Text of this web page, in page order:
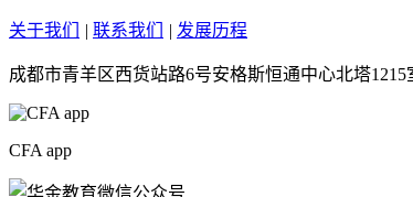
关于我们 | 联系我们 | 发展历程
成都市青羊区西货站路6号安格斯恒通中心北塔1215
CFA app